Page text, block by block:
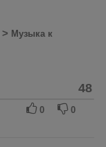
> Музыка к
48
0 0